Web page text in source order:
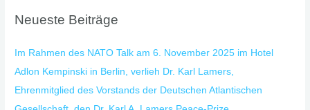
e
n
a
c
Neueste Beiträge
Im Rahmen des NATO Talk am 6. November 2025 im Hotel
Adlon Kempinski in Berlin, verlieh Dr. Karl Lamers,
Ehrenmitglied des Vorstands der Deutschen Atlantischen